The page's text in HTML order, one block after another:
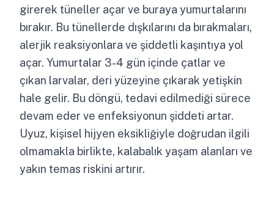
girerek tüneller açar ve buraya yumurtalarını
bırakır. Bu tünellerde dışkılarını da bırakmaları,
alerjik reaksiyonlara ve şiddetli kaşıntıya yol
açar. Yumurtalar 3-4 gün içinde çatlar ve
çıkan larvalar, deri yüzeyine çıkarak yetişkin
hale gelir. Bu döngü, tedavi edilmediği sürece
devam eder ve enfeksiyonun şiddeti artar.
Uyuz, kişisel hijyen eksikliğiyle doğrudan ilgili
olmamakla birlikte, kalabalık yaşam alanları ve
yakın temas riskini artırır.